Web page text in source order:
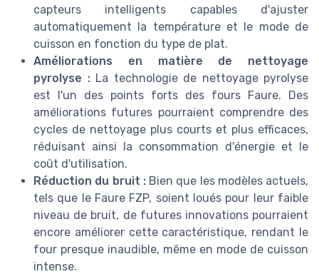
capteurs intelligents capables d'ajuster
automatiquement la température et le mode de
cuisson en fonction du type de plat.
Améliorations en matière de nettoyage
pyrolyse :La technologie de nettoyage pyrolyse
est l'un des points forts des fours Faure. Des
améliorations futures pourraient comprendre des
cycles de nettoyage plus courts et plus efficaces,
réduisant ainsi la consommation d'énergie et le
coût d'utilisation.
Réduction du bruit :Bien que les modèles actuels,
tels que le Faure FZP, soient loués pour leur faible
niveau de bruit, de futures innovations pourraient
encore améliorer cette caractéristique, rendant le
four presque inaudible, même en mode de cuisson
intense.